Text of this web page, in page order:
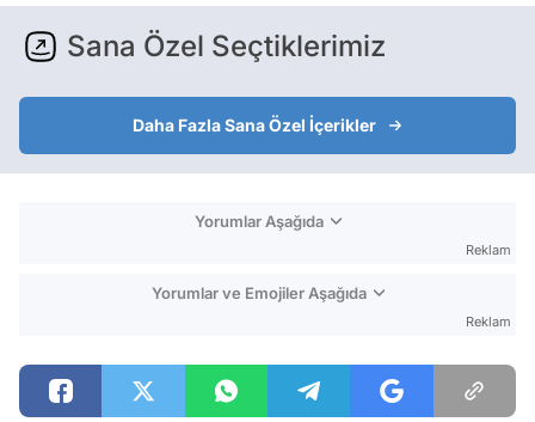
Sana Özel Seçtiklerimiz
Daha Fazla Sana Özel İçerikler
Yorumlar Aşağıda
Reklam
Yorumlar ve Emojiler Aşağıda
Reklam